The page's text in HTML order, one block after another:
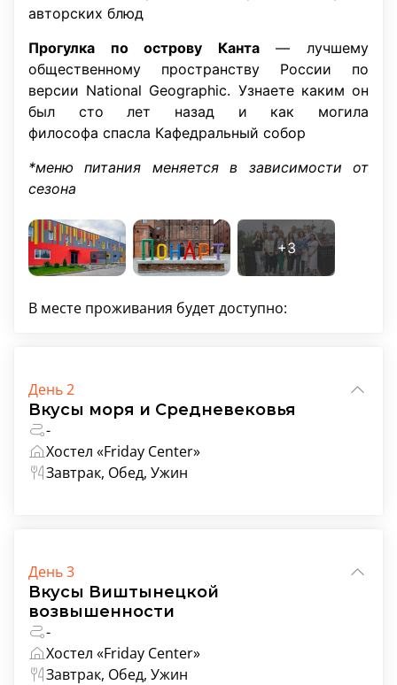
авторских блюд
Прогулка по острову Канта— лучшему
общественному пространству России по
версии National Geographic. Узнаете каким он
был сто лет назад и как могила
философа спасла Кафедральный собор
*меню питания меняется в зависимости от
сезона
В месте проживания будет доступно:
День 2
Вкусы моря и Средневековья
-
Хостел «Friday Center»
Завтрак, Обед, Ужин
День 3
Вкусы Виштынецкой
возвышенности
-
Хостел «Friday Center»
Завтрак, Обед, Ужин